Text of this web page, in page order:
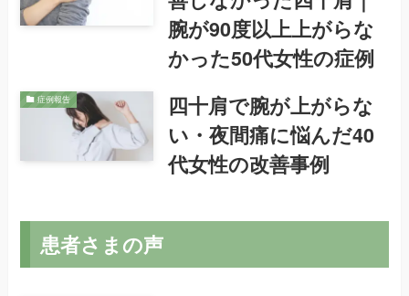
腕が90度以上上がらな
かった50代女性の症例
症例報告
四十肩で腕が上がらな
い・夜間痛に悩んだ40
代女性の改善事例
患者さまの声